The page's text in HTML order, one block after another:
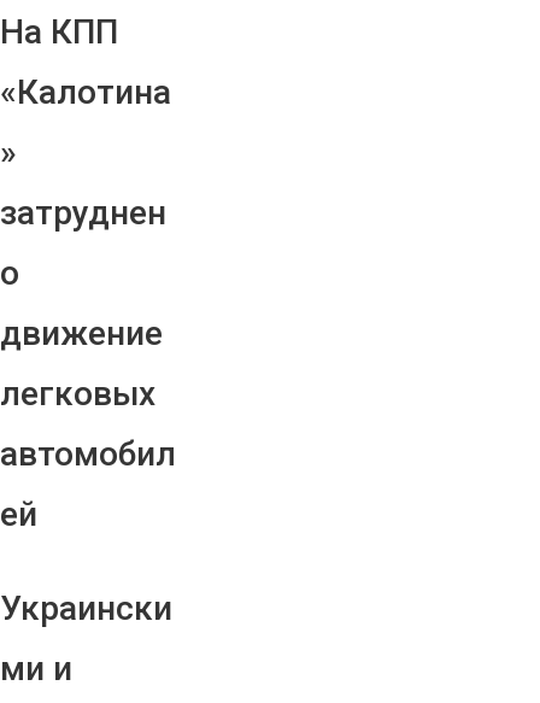
На КПП
«Калотина
»
затруднен
о
движение
легковых
автомобил
ей
Украински
ми и